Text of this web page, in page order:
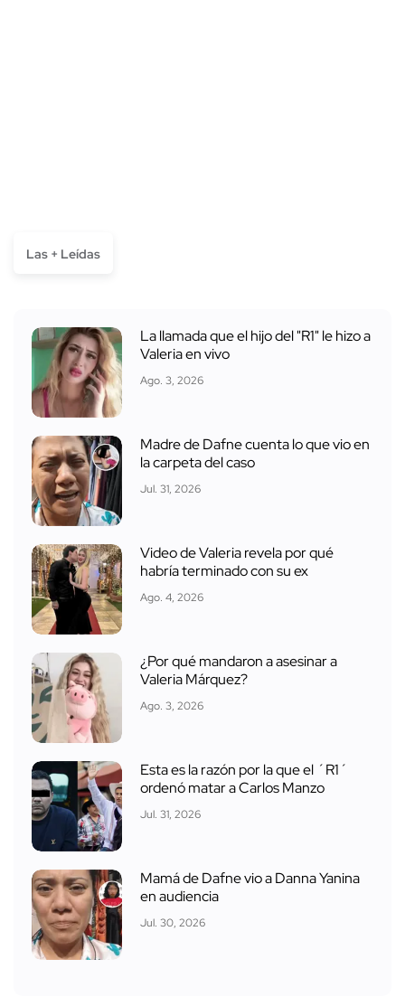
Las + Leídas
La llamada que el hijo del "R1" le hizo a
Valeria en vivo
Ago. 3, 2026
Madre de Dafne cuenta lo que vio en
la carpeta del caso
Jul. 31, 2026
Video de Valeria revela por qué
habría terminado con su ex
Ago. 4, 2026
¿Por qué mandaron a asesinar a
Valeria Márquez?
Ago. 3, 2026
Esta es la razón por la que el ´R1´
ordenó matar a Carlos Manzo
Jul. 31, 2026
Mamá de Dafne vio a Danna Yanina
en audiencia
Jul. 30, 2026